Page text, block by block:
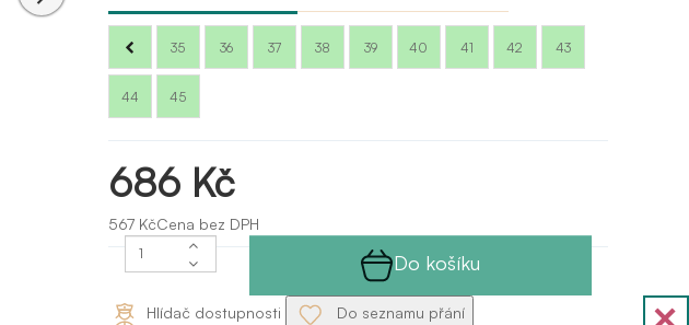
35 36 37 38 39 40 41 42 43
44 45
686 Kč
567 KčCena bez DPH
Do košíku
Hlídač dostupnosti Do seznamu přání